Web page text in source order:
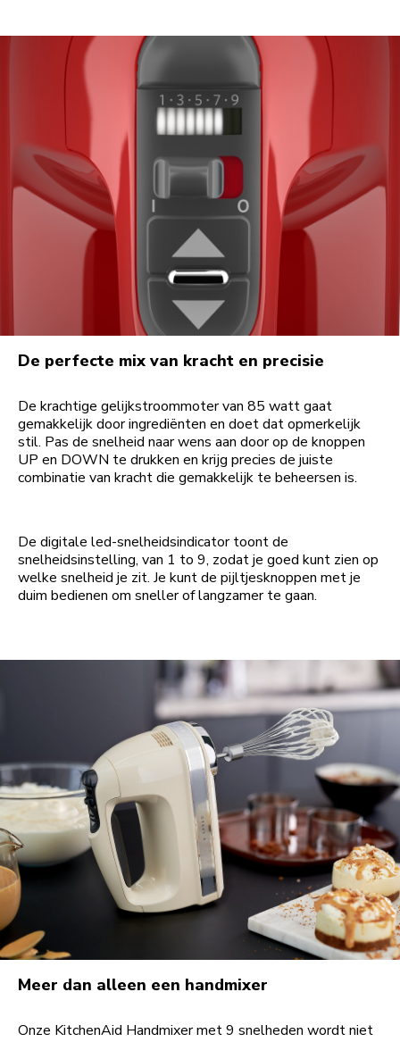
De perfecte mix van kracht en precisie
De krachtige gelijkstroommoter van 85 watt gaat
gemakkelijk door ingrediënten en doet dat opmerkelijk
stil. Pas de snelheid naar wens aan door op de knoppen
UP en DOWN te drukken en krijg precies de juiste
combinatie van kracht die gemakkelijk te beheersen is.
De digitale led-snelheidsindicator toont de
snelheidsinstelling, van 1 to 9, zodat je goed kunt zien op
welke snelheid je zit. Je kunt de pijltjesknoppen met je
duim bedienen om sneller of langzamer te gaan.
Meer dan alleen een handmixer
Onze KitchenAid Handmixer met 9 snelheden wordt niet